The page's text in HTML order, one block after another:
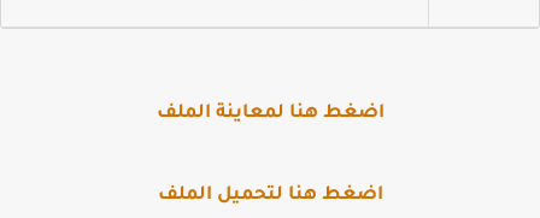
اضغط هنا لمعاينة الملف
اضغط هنا لتحميل الملف